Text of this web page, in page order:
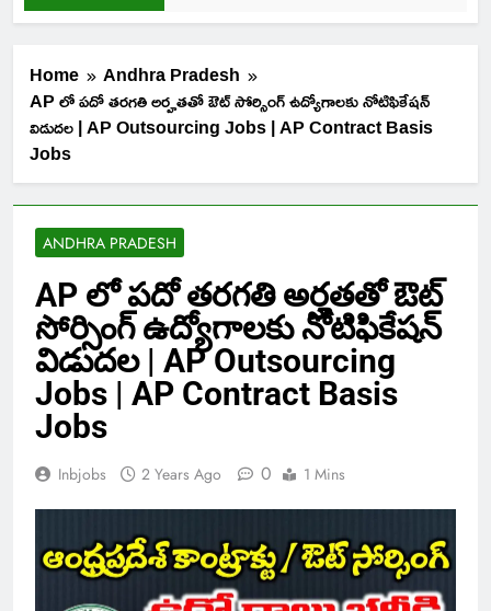
Home
Andhra Pradesh
AP లో పదో తరగతి అర్హతతో ఔట్ సోర్సింగ్ ఉద్యోగాలకు నోటిఫికేషన్
విడుదల | AP Outsourcing Jobs | AP Contract Basis
Jobs
ANDHRA PRADESH
AP లో పదో తరగతి అర్హతతో ఔట్
సోర్సింగ్ ఉద్యోగాలకు నోటిఫికేషన్
విడుదల | AP Outsourcing
Jobs | AP Contract Basis
Jobs
Inbjobs 2 Years Ago 0 1 Mins